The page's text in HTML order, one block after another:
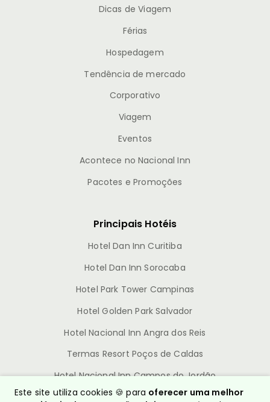
Dicas de Viagem
Férias
Hospedagem
Tendência de mercado
Corporativo
Viagem
Eventos
Acontece no Nacional Inn
Pacotes e Promoções
Principais Hotéis
Hotel Dan Inn Curitiba
Hotel Dan Inn Sorocaba
Hotel Park Tower Campinas
Hotel Golden Park Salvador
Hotel Nacional Inn Angra dos Reis
Termas Resort Poços de Caldas
Hotel Nacional Inn Campos do Jordão
Este site utiliza cookies 🍪 para oferecer uma melhor